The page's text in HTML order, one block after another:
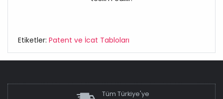
Etiketler: Patent ve İcat Tabloları
Tüm Türkiye'ye